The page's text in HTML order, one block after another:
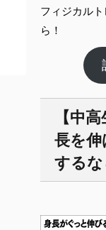
フィジカル
ら！
【中
長を
するな